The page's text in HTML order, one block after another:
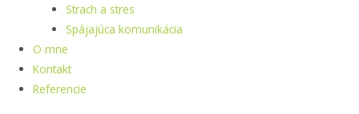
Strach a stres
Spájajúca komunikácia
O mne
Kontakt
Referencie